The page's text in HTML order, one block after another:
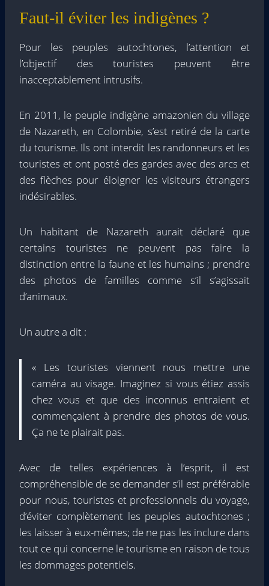
Faut-il éviter les indigènes ?
Pour les peuples autochtones, l’attention et
l’objectif des touristes peuvent être
inacceptablement intrusifs.
En 2011, le peuple indigène amazonien du village
de Nazareth, en Colombie, s’est retiré de la carte
du tourisme. Ils ont interdit les randonneurs et les
touristes et ont posté des gardes avec des arcs et
des flèches pour éloigner les visiteurs étrangers
indésirables.
Un habitant de Nazareth aurait déclaré que
certains touristes ne peuvent pas faire la
distinction entre la faune et les humains ; prendre
des photos de familles comme s’il s’agissait
d’animaux.
Un autre a dit :
« Les touristes viennent nous mettre une
caméra au visage. Imaginez si vous étiez assis
chez vous et que des inconnus entraient et
commençaient à prendre des photos de vous.
Ça ne te plairait pas.
Avec de telles expériences à l’esprit, il est
compréhensible de se demander s’il est préférable
pour nous, touristes et professionnels du voyage,
d’éviter complètement les peuples autochtones ;
les laisser à eux-mêmes; de ne pas les inclure dans
tout ce qui concerne le tourisme en raison de tous
les dommages potentiels.